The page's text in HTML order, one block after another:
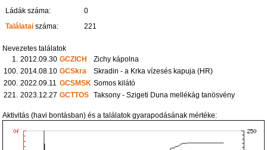
Ládák száma:
0
Találatai száma: 221
Nevezetes találatok
1.
2012.09.30 GCZICH
Zichy kápolna
100. 2014.08.10 GCSkra
Skradin - a Krka vízesés kapuja (HR)
200. 2022.09.11 GCSMSK Somos kilátó
221.
2023.12.27 GCTTOS Taksony - Szigeti Duna mellékág tanösvény
Aktivitás (havi bontásban) és a találatok gyarapodásának mértéke: